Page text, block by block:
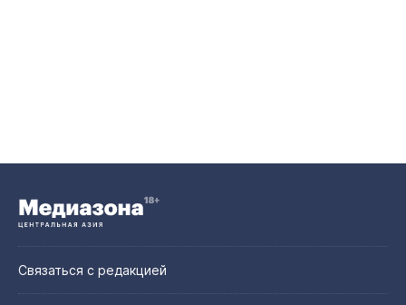
Связаться с редакцией